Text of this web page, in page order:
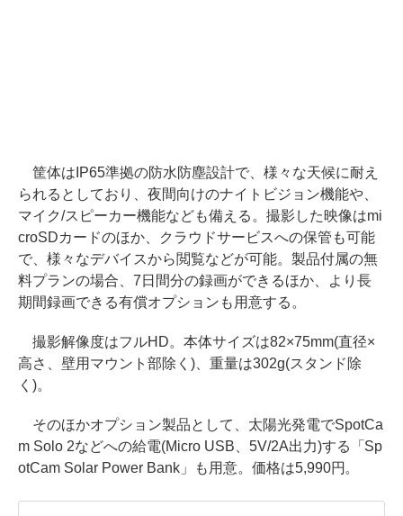
筐体はIP65準拠の防水防塵設計で、様々な天候に耐え
られるとしており、夜間向けのナイトビジョン機能や、
マイク/スピーカー機能なども備える。撮影した映像はmi
croSDカードのほか、クラウドサービスへの保管も可能
で、様々なデバイスから閲覧などが可能。製品付属の無
料プランの場合、7日間分の録画ができるほか、より長
期間録画できる有償オプションも用意する。
撮影解像度はフルHD。本体サイズは82×75mm(直径×
高さ、壁用マウント部除く)、重量は302g(スタンド除
く)。
そのほかオプション製品として、太陽光発電でSpotCa
m Solo 2などへの給電(Micro USB、5V/2A出力)する「Sp
otCam Solar Power Bank」も用意。価格は5,990円。